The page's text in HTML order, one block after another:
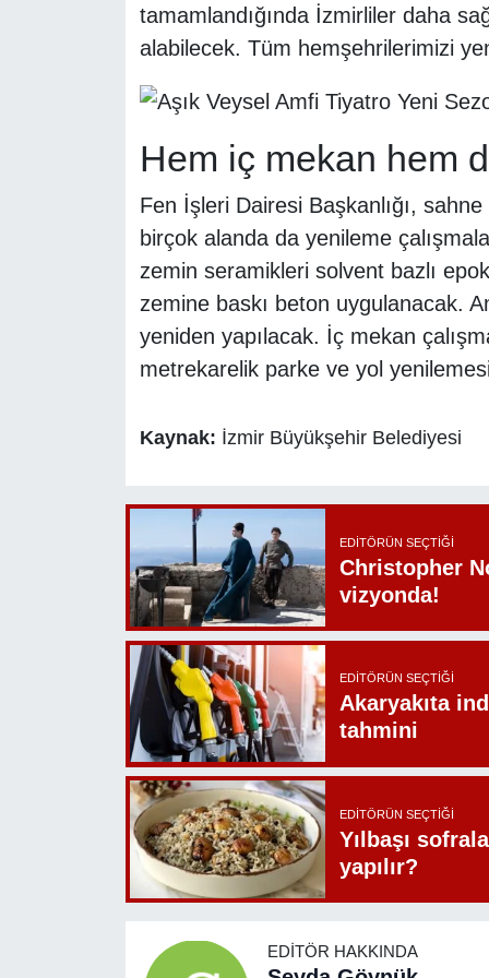
tamamlandığında İzmirliler daha
alabilecek. Tüm hemşehrilerimizi
Hem iç mekan hem
Fen İşleri Dairesi Başkanlığı,
birçok alanda da yenileme
zemin seramikleri solvent bazlı
zemine baskı beton uygulanacak.
yeniden yapılacak. İç mekan
metrekarelik parke ve yol
Kaynak: İzmir Büyükşehir Belediyesi
EDITÖRÜN SEÇTIĞI
Christopher
vizyonda!
EDITÖRÜN SEÇTIĞI
Akaryakıta
tahmini
EDITÖRÜN SEÇTIĞI
Yılbaşı
yapılır?
EDITÖR HAKKINDA